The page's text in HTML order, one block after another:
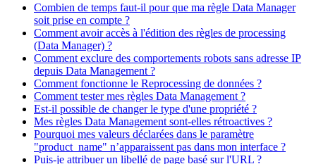
Combien de temps faut-il pour que ma règle Data Manager
soit prise en compte ?
Comment avoir accès à l'édition des règles de processing
(Data Manager) ?
Comment exclure des comportements robots sans adresse IP
depuis Data Management ?
Comment fonctionne le Reprocessing de données ?
Comment tester mes règles Data Management ?
Est-il possible de changer le type d'une propriété ?
Mes règles Data Management sont-elles rétroactives ?
Pourquoi mes valeurs déclarées dans le paramètre
"product_name" n’apparaissent pas dans mon interface ?
Puis-je attribuer un libellé de page basé sur l'URL ?